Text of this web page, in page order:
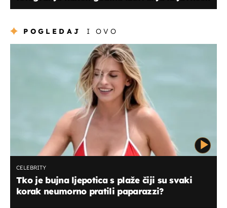
POGLEDAJ I OVO
CELEBRITY
Tko je bujna ljepotica s plaže čiji su svaki
korak neumorno pratili paparazzi?